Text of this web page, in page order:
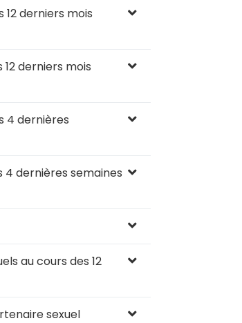
derniers mois
derniers mois
4 dernières
4 dernières semaines
au cours des 12
sexuel